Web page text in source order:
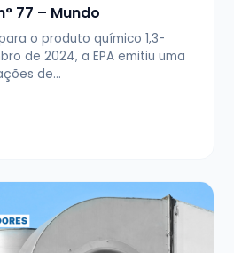
77 – Mundo
o produto químico 1,3-
de 2024, a EPA emitiu uma
de…